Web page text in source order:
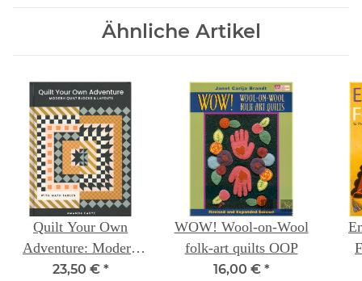
Ähnliche Artikel
Quilt Your Own
Adventure: Modern
Quilt Blocks &
23,50 € *
WOW! Wool-on-Wool
folk-art quilts OOP
16,00 € *